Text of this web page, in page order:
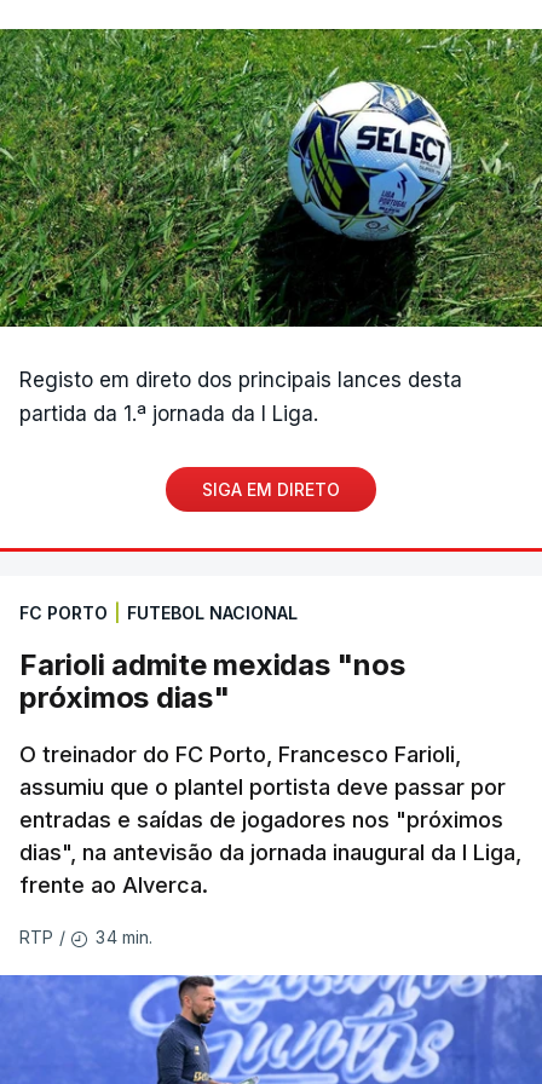
Famalicão.
(Com Lusa)
Registo em direto dos principais lances desta
partida da 1.ª jornada da I Liga.
SIGA EM DIRETO
FC PORTO FUTEBOL NACIONAL
Farioli admite mexidas "nos
próximos dias"
O treinador do FC Porto, Francesco Farioli,
assumiu que o plantel portista deve passar por
entradas e saídas de jogadores nos "próximos
dias", na antevisão da jornada inaugural da I Liga,
frente ao Alverca.
RTP / 34 min.